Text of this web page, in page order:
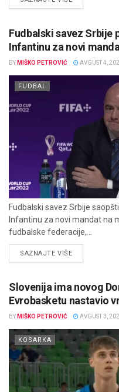
Fudbalski savez Srbije
Infantinu za novi
BY MIŠKO PETROVIĆ AVGUST 4,
FUDBAL
Fudbalski savez Srbije
Infantinu za novi mandat na
fudbalske federacije,...
SAZNAJTE VIŠEDETAILS
Slovenija ima novog
Evrobasketu nastavio
BY MIŠKO PETROVIĆ AVGUST 3,
KOSARKA